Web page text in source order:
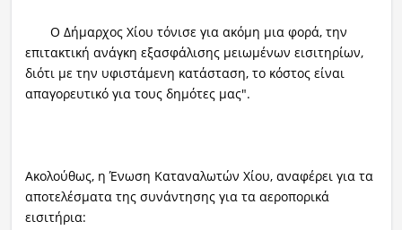
Ο Δήμαρχος Χίου τόνισε για ακόμη μια φορά, την
επιτακτική ανάγκη εξασφάλισης μειωμένων εισιτηρίων,
διότι με την υφιστάμενη κατάσταση, το κόστος είναι
απαγορευτικό για τους δημότες μας".
Aκολούθως, η Ένωση Καταναλωτών Χίου, αναφέρει για τα
αποτελέσματα της συνάντησης για τα αεροπορικά
εισιτήρια: